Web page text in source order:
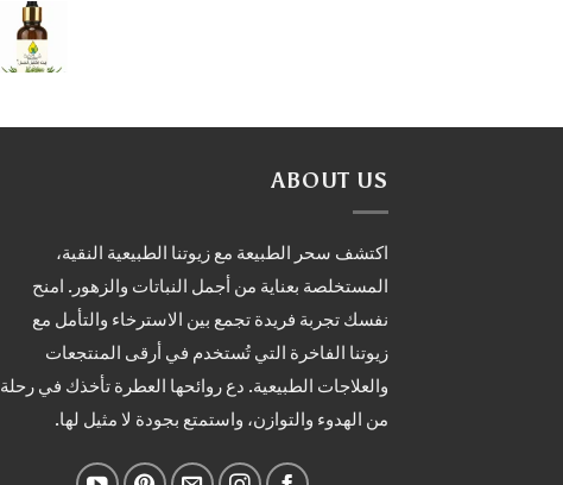
ABOUT US
اكتشف سحر الطبيعة مع زيوتنا الطبيعية النقية،
المستخلصة بعناية من أجمل النباتات والزهور. امنح
نفسك تجربة فريدة تجمع بين الاسترخاء والتأمل مع
زيوتنا الفاخرة التي تُستخدم في أرقى المنتجعات
والعلاجات الطبيعية. دع روائحها العطرة تأخذك في رحلة
من الهدوء والتوازن، واستمتع بجودة لا مثيل لها.